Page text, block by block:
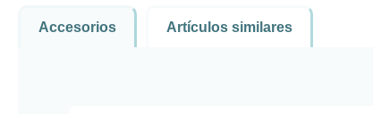
Accesorios Artículos similares